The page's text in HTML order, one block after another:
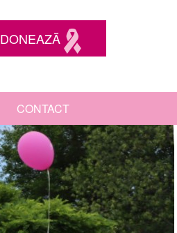
DONEAZĂ
CONTACT